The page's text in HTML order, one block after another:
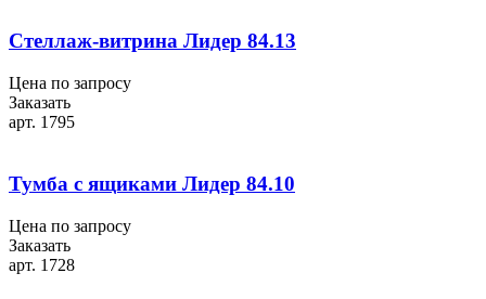
Стеллаж-витрина Лидер 84.13
Цена по запросу
Заказать
арт. 1795
Тумба с ящиками Лидер 84.10
Цена по запросу
Заказать
арт. 1728